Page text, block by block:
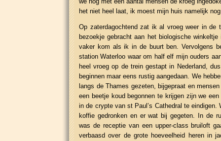
het niet heel laat, ik moest mijn huis namelijk
Op zaterdagochtend zat ik al vroeg weer in de
bezoekje gebracht aan het biologische
vaker kom als ik in de buurt ben. Vervolgens
station Waterloo waar om half elf mijn ouders
heel vroeg op de trein gestapt in Nederland,
beginnen maar eens rustig aangedaan. We
langs de Thames gezeten, bijgepraat en
een beetje koud begonnen te krijgen zijn we
in de crypte van st Paul’s Cathedral te eindigen.
koffie gedronken en er wat bij gegeten. In de
was de receptie van een upper-class bruiloft
verbaasd over de grote hoeveelheid heren in